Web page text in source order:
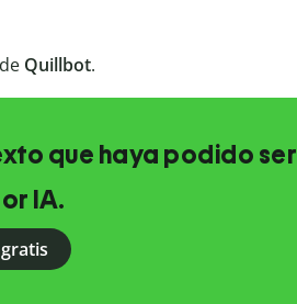
Quillbot.
que haya podido ser
IA.